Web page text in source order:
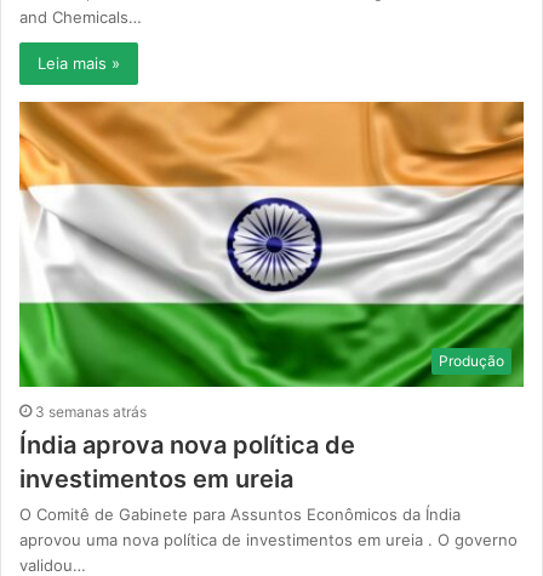
and Chemicals…
Leia mais »
Produção
3 semanas atrás
Índia aprova nova política de
investimentos em ureia
O Comitê de Gabinete para Assuntos Econômicos da Índia
aprovou uma nova política de investimentos em ureia . O governo
validou…